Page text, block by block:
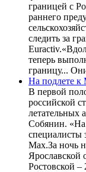
границей с
раннего
следить за
теперь
границу...
На подлете к
В первой
российской
летательных
Собянин. «На
специалисты
Max.За ночь
Ярославской
Ростовской –